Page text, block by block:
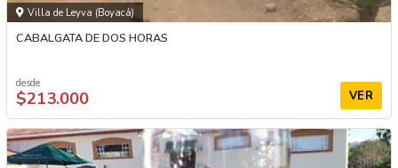
Villa de Leyva (Boyacá)
CABALGATA DE DOS HORAS
desde
$213.000 VER